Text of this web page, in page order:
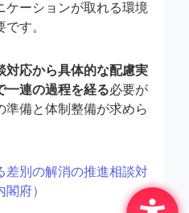
ケーションが取れる環境
す。
対応から具体的な配慮実
一連の過程を経る必要が
準備と体制整備が求めら
差別の解消の推進相談対
府）